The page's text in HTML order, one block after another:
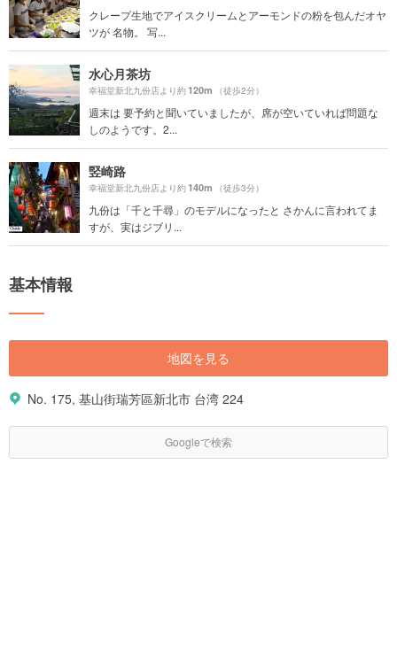
クレープ生地でアイスクリームとアーモンドの粉を包んだオヤ
ツが 名物。 写...
水心月茶坊
幸福堂新北九份店より約120m （徒歩2分）
週末は 要予約と聞いていましたが、席が空いていれば問題な
しのようです。2...
竪崎路
幸福堂新北九份店より約140m （徒歩3分）
九份は「千と千尋」のモデルになったと さかんに言われてま
すが、実はジブリ...
基本情報
地図を見る
No. 175, 基山街瑞芳區新北市 台湾 224
Googleで検索